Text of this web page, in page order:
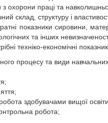
охорони праці та
склад, структуру і
показники сировини,
та інших
техніко-економічні
процесу та види
здобувачами вищої
робота;